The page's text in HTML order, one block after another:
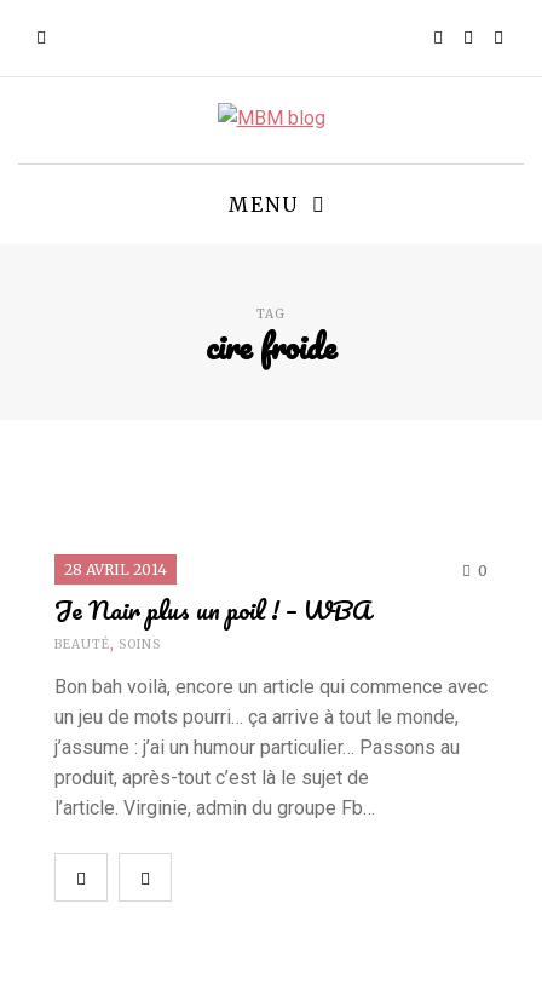
MENU
TAG
cire froide
28 AVRIL 2014 0
Je Nair plus un poil ! – WBA
BEAUTÉ, SOINS
Bon bah voilà, encore un article qui commence avec
un jeu de mots pourri… ça arrive à tout le monde,
j’assume : j’ai un humour particulier… Passons au
produit, après-tout c’est là le sujet de
l’article. Virginie, admin du groupe Fb…